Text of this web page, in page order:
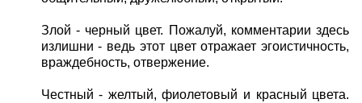
Злой - черный цвет. Пожалуй, комментарии здесь
излишни - ведь этот цвет отражает эгоистичность,
враждебность, отвержение.
Честный - желтый, фиолетовый и красный цвета.